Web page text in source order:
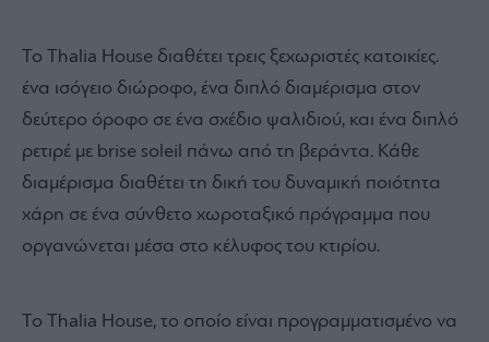
Το Thalia House διαθέτει τρεις ξεχωριστές κατοικίες.
ένα ισόγειο διώροφο, ένα διπλό διαμέρισμα στον
δεύτερο όροφο σε ένα σχέδιο ψαλιδιού, και ένα διπλό
ρετιρέ με brise soleil πάνω από τη βεράντα. Κάθε
διαμέρισμα διαθέτει τη δική του δυναμική ποιότητα
χάρη σε ένα σύνθετο χωροταξικό πρόγραμμα που
οργανώνεται μέσα στο κέλυφος του κτιρίου.
Το Thalia House, το οποίο είναι προγραμματισμένο να